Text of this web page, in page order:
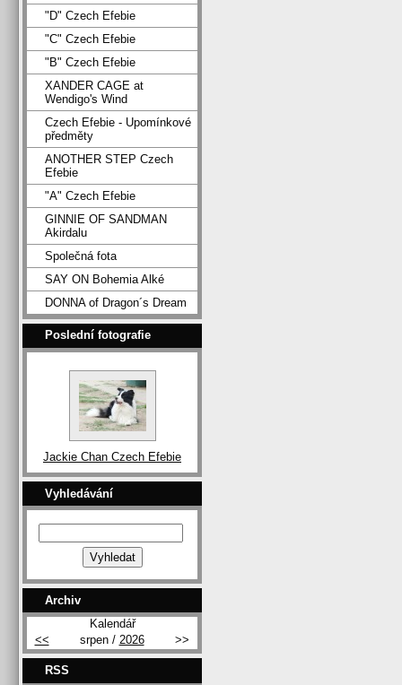
"D" Czech Efebie
"C" Czech Efebie
"B" Czech Efebie
XANDER CAGE at
Wendigo's Wind
Czech Efebie - Upomínkové
předměty
ANOTHER STEP Czech
Efebie
"A" Czech Efebie
GINNIE OF SANDMAN
Akirdalu
Společná fota
SAY ON Bohemia Alké
DONNA of Dragon´s Dream
Poslední fotografie
Jackie Chan Czech Efebie
Vyhledávání
Archiv
Kalendář
<<
srpen / 2026 >>
RSS